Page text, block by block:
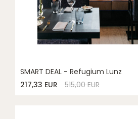
SMART DEAL - Refugium Lunz
217,33 EUR
515,00 EUR